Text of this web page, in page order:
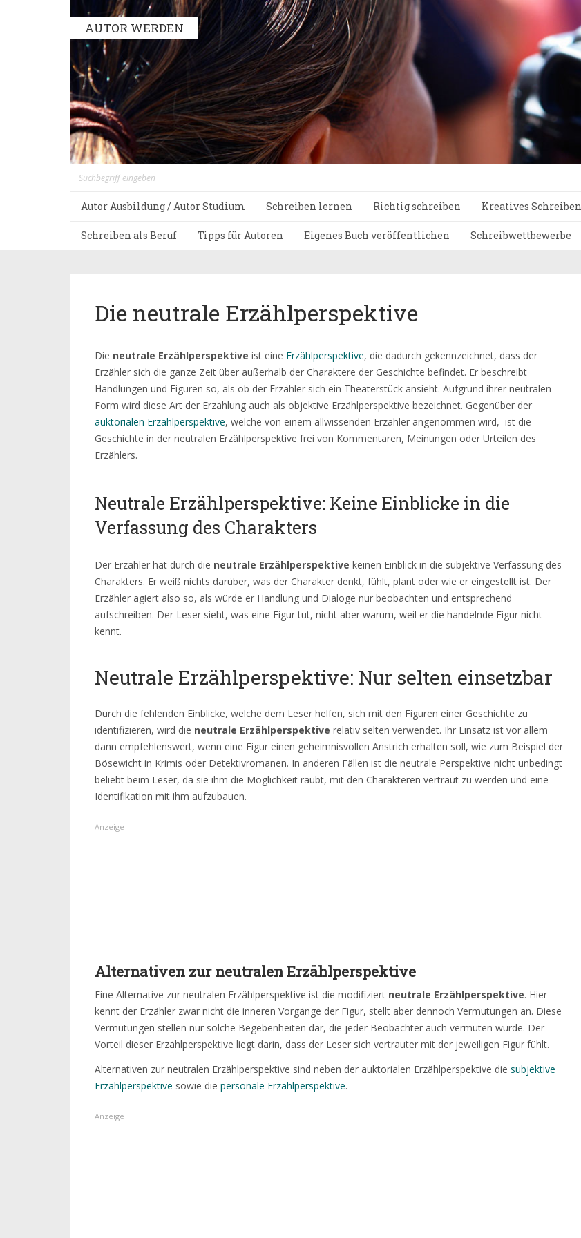
AUTOR WERDEN
Autor Ausbildung / Autor Studium Schreiben lernen Richtig schreiben Kreatives Schreiben
Schreiben als Beruf Tipps für Autoren Eigenes Buch veröffentlichen Schreibwettbewerbe
Die neutrale Erzählperspektive
Die neutrale Erzählperspektive ist eine Erzählperspektive, die dadurch gekennzeichnet, dass der
Erzähler sich die ganze Zeit über außerhalb der Charaktere der Geschichte befindet. Er beschreibt
Handlungen und Figuren so, als ob der Erzähler sich ein Theaterstück ansieht. Aufgrund ihrer neutralen
Form wird diese Art der Erzählung auch als objektive Erzählperspektive bezeichnet. Gegenüber der
auktorialen Erzählperspektive, welche von einem allwissenden Erzähler angenommen wird, ist die
Geschichte in der neutralen Erzählperspektive frei von Kommentaren, Meinungen oder Urteilen des
Erzählers.
Neutrale Erzählperspektive: Keine Einblicke in die
Verfassung des Charakters
Der Erzähler hat durch die neutrale Erzählperspektive keinen Einblick in die subjektive Verfassung des
Charakters. Er weiß nichts darüber, was der Charakter denkt, fühlt, plant oder wie er eingestellt ist. Der
Erzähler agiert also so, als würde er Handlung und Dialoge nur beobachten und entsprechend
aufschreiben. Der Leser sieht, was eine Figur tut, nicht aber warum, weil er die handelnde Figur nicht
kennt.
Neutrale Erzählperspektive: Nur selten einsetzbar
Durch die fehlenden Einblicke, welche dem Leser helfen, sich mit den Figuren einer Geschichte zu
identifizieren, wird die neutrale Erzählperspektive relativ selten verwendet. Ihr Einsatz ist vor allem
dann empfehlenswert, wenn eine Figur einen geheimnisvollen Anstrich erhalten soll, wie zum Beispiel der
Bösewicht in Krimis oder Detektivromanen. In anderen Fällen ist die neutrale Perspektive nicht unbedingt
beliebt beim Leser, da sie ihm die Möglichkeit raubt, mit den Charakteren vertraut zu werden und eine
Identifikation mit ihm aufzubauen.
Alternativen zur neutralen Erzählperspektive
Eine Alternative zur neutralen Erzählperspektive ist die modifiziert neutrale Erzählperspektive. Hier
kennt der Erzähler zwar nicht die inneren Vorgänge der Figur, stellt aber dennoch Vermutungen an. Diese
Vermutungen stellen nur solche Begebenheiten dar, die jeder Beobachter auch vermuten würde. Der
Vorteil dieser Erzählperspektive liegt darin, dass der Leser sich vertrauter mit der jeweiligen Figur fühlt.
Alternativen zur neutralen Erzählperspektive sind neben der auktorialen Erzählperspektive die subjektive
Erzählperspektive sowie die personale Erzählperspektive.